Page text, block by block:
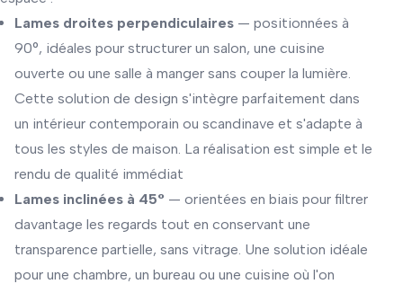
Lames droites perpendiculaires — positionnées à
90°, idéales pour structurer un salon, une cuisine
ouverte ou une salle à manger sans couper la lumière.
Cette solution de design s'intègre parfaitement dans
un intérieur contemporain ou scandinave et s'adapte à
tous les styles de maison. La réalisation est simple et le
rendu de qualité immédiat
Lames inclinées à 45° — orientées en biais pour filtrer
davantage les regards tout en conservant une
transparence partielle, sans vitrage. Une solution idéale
pour une chambre, un bureau ou une cuisine où l'on